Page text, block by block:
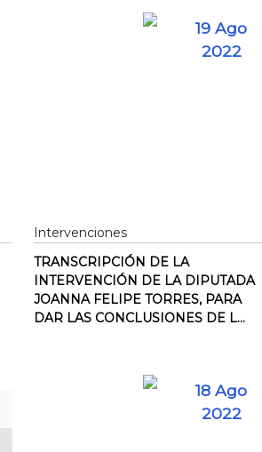
19 Ago
2022
Intervenciones
TRANSCRIPCIÓN DE LA
INTERVENCIÓN DE LA DIPUTADA
JOANNA FELIPE TORRES, PARA
DAR LAS CONCLUSIONES DE L...
18 Ago
2022